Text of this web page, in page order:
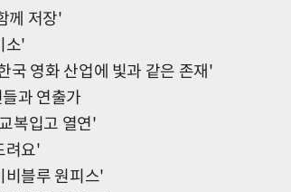
께 저장'
소'
국 영화 산업에 빛과 같은 존재'
과 연출가
복입고 열연'
려요'
비블루 원피스'